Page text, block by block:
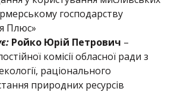
господарству
Плюс»
Ройко Юрій Петрович –
комісії обласної ради з
раціонального
природних ресурсів